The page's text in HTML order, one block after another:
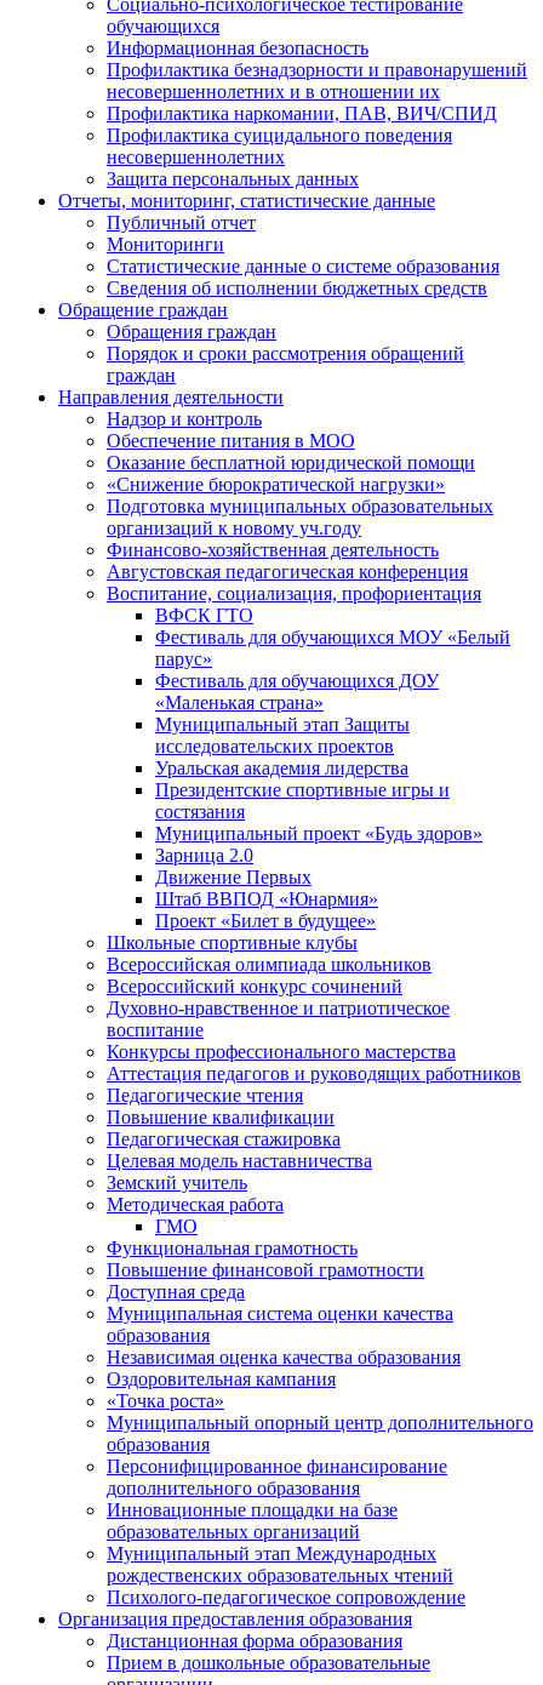
Социально-психологическое тестирование
обучающихся
Информационная безопасность
Профилактика безнадзорности и правонарушений
несовершеннолетних и в отношении их
Профилактика наркомании, ПАВ, ВИЧ/СПИД
Профилактика суицидального поведения
несовершеннолетних
Защита персональных данных
Отчеты, мониторинг, статистические данные
Публичный отчет
Мониторинги
Статистические данные о системе образования
Сведения об исполнении бюджетных средств
Обращение граждан
Обращения граждан
Порядок и сроки рассмотрения обращений
граждан
Направления деятельности
Надзор и контроль
Обеспечение питания в МОО
Оказание бесплатной юридической помощи
«Снижение бюрократической нагрузки»
Подготовка муниципальных образовательных
организаций к новому уч.году
Финансово-хозяйственная деятельность
Августовская педагогическая конференция
Воспитание, социализация, профориентация
ВФСК ГТО
Фестиваль для обучающихся МОУ «Белый
парус»
Фестиваль для обучающихся ДОУ
«Маленькая страна»
Муниципальный этап Защиты
исследовательских проектов
Уральская академия лидерства
Президентские спортивные игры и
состязания
Муниципальный проект «Будь здоров»
Зарница 2.0
Движение Первых
Штаб ВВПОД «Юнармия»
Проект «Билет в будущее»
Школьные спортивные клубы
Всероссийская олимпиада школьников
Всероссийский конкурс сочинений
Духовно-нравственное и патриотическое
воспитание
Конкурсы профессионального мастерства
Аттестация педагогов и руководящих работников
Педагогические чтения
Повышение квалификации
Педагогическая стажировка
Целевая модель наставничества
Земский учитель
Методическая работа
ГМО
Функциональная грамотность
Повышение финансовой грамотности
Доступная среда
Муниципальная система оценки качества
образования
Независимая оценка качества образования
Оздоровительная кампания
«Точка роста»
Муниципальный опорный центр дополнительного
образования
Персонифицированное финансирование
дополнительного образования
Инновационные площадки на базе
образовательных организаций
Муниципальный этап Международных
рождественских образовательных чтений
Психолого-педагогическое сопровождение
Организация предоставления образования
Дистанционная форма образования
Прием в дошкольные образовательные